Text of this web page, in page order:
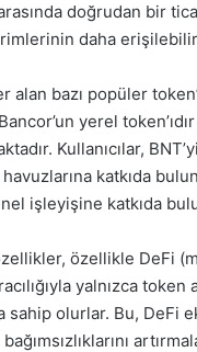
doğrudan bir
daha
alan bazı popüler
yerel
Kullanıcılar,
katkıda
işleyişine katkıda
özellikle DeFi
yalnızca
sahip olurlar. Bu, DeFi